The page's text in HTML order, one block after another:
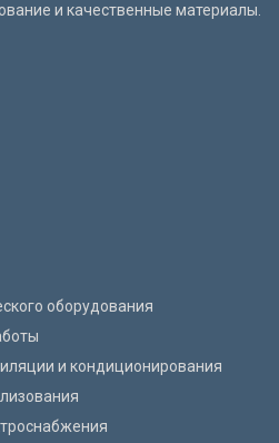
и качественные материалы.
оборудования
и кондиционирования